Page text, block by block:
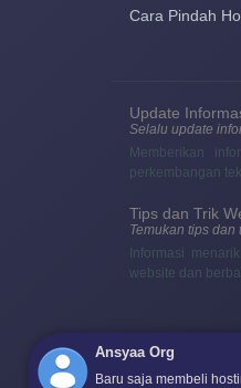
Cara Pindah
Update
Selalu update
Memberikan
perkembangan
Tips dan Trik
Temukan tips
Informasi
website dan
Ansyaa Org
Baru saja membeli